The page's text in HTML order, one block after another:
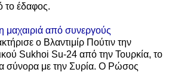
το έδαφος.
μαχαιριά από συνεργούς
ο Βλαντιμίρ Πούτιν την
Sukhoi Su-24 από την Τουρκία, το
σύνορα με την Συρία. O Ρώσος